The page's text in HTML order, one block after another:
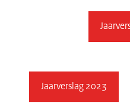
Jaarverslag 2023